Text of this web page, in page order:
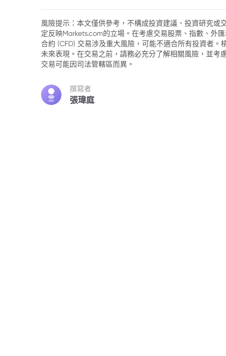
3. 黃金牛市終結，抑或下跌後的暫時休整
4. 黃金如何實現5200美元的目標價？
風險提示：本文僅供參考，不構成投資建議、投資研究或
定反映Markets.com的立場。在考慮交易股票、指數、外
合約 (CFD) 交易涉及重大風險，可能不適合所有投資者
未來表現。在交易之前，請務必充分了解相關風險，並考
交易可能因司法管轄區而異。
撰寫者
張瑋庭